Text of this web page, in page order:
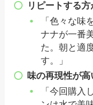
リピートする
「色々な味
ナナが一番
た。朝と適
す。」
味の再現性が高
「今回購入